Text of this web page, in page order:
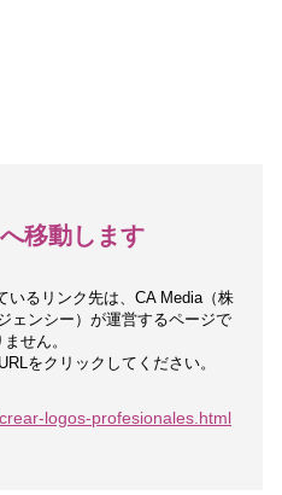
移動します
るリンク先は、 CA Media（株
ェンシー）が運営するページで
せん。
をクリックしてください。
logos-profesionales.html